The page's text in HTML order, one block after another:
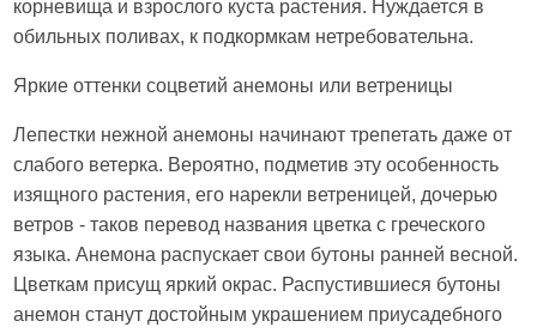
корневища и взрослого куста растения. Нуждается в
обильных поливах, к подкормкам нетребовательна.
Яркие оттенки соцветий анемоны или ветреницы
Лепестки нежной анемоны начинают трепетать даже от
слабого ветерка. Вероятно, подметив эту особенность
изящного растения, его нарекли ветреницей, дочерью
ветров - таков перевод названия цветка с греческого
языка. Анемона распускает свои бутоны ранней весной.
Цветкам присущ яркий окрас. Распустившиеся бутоны
анемон станут достойным украшением приусадебного